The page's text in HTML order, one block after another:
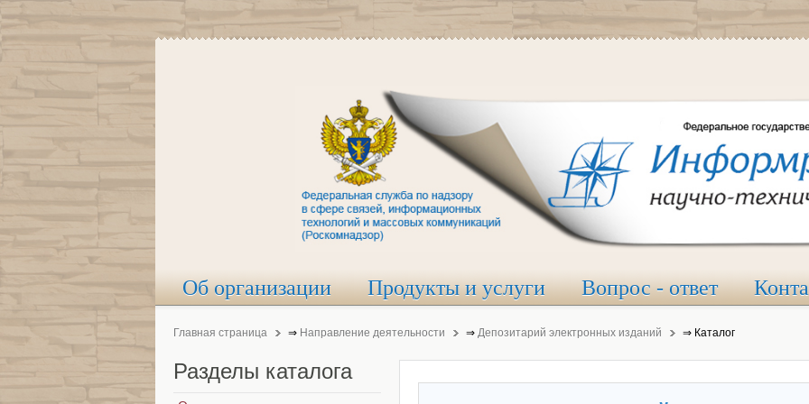
Об организации Продукты и услуги Вопрос - ответ
Главная страница ⇒ Направление деятельности ⇒ Депозитарий электронных изданий ⇒ Каталог
Разделы каталога